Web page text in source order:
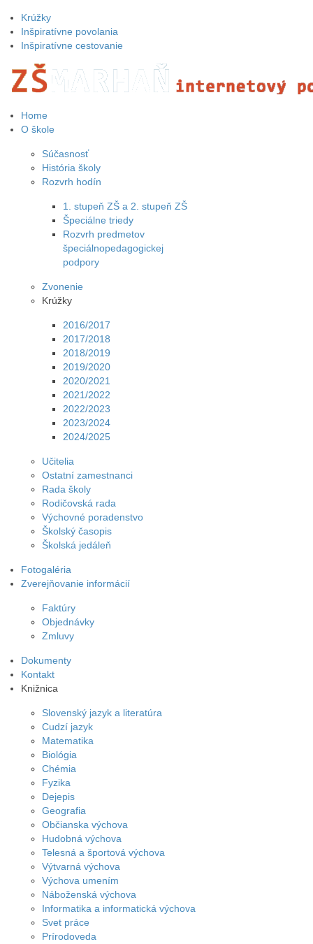
Krúžky
Inšpiratívne povolania
Inšpiratívne cestovanie
Home
O škole
Súčasnosť
História školy
Rozvrh hodín
1. stupeň ZŠ a 2. stupeň ZŠ
Špeciálne triedy
Rozvrh predmetov
špeciálnopedagogickej
podpory
Zvonenie
Krúžky
2016/2017
2017/2018
2018/2019
2019/2020
2020/2021
2021/2022
2022/2023
2023/2024
2024/2025
Učitelia
Ostatní zamestnanci
Rada školy
Rodičovská rada
Výchovné poradenstvo
Školský časopis
Školská jedáleň
Fotogaléria
Zverejňovanie informácií
Faktúry
Objednávky
Zmluvy
Dokumenty
Kontakt
Knižnica
Slovenský jazyk a literatúra
Cudzí jazyk
Matematika
Biológia
Chémia
Fyzika
Dejepis
Geografia
Občianska výchova
Hudobná výchova
Telesná a športová výchova
Výtvarná výchova
Výchova umením
Náboženská výchova
Informatika a informatická výchova
Svet práce
Prírodoveda